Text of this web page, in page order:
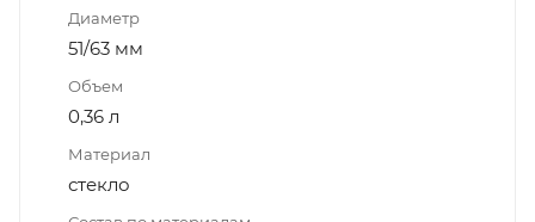
Диаметр
51/63 мм
Объем
0,36 л
Материал
стекло